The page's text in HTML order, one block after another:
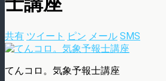
共有 ツイート ピン メール SMS
てんコロ。気象予報士講座